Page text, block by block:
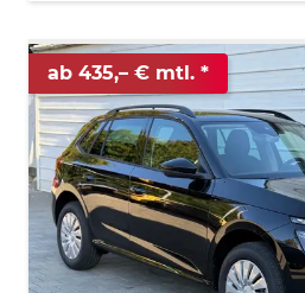
ab 435,– € mtl.